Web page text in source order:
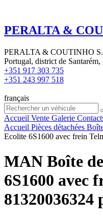
PERALTA &
PERALTA & COUTINHO
Portugal, district de
+351 917 303 735
+351 243 997 518
français
Accueil Vente Galerie
Accueil Pièces détachées
Ecolite 6S1600 avec frein
MAN Boîte
6S1600 avec